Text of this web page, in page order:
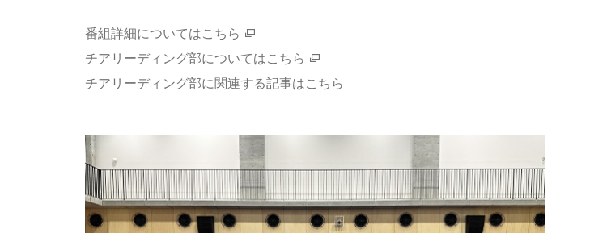
番組詳細についてはこちら
チアリーディング部についてはこちら
チアリーディング部に関連する記事はこちら